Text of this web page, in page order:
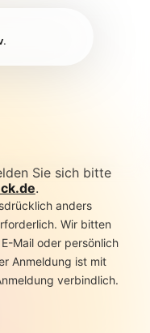
Sie sich bitte
.
anders
Wir bitten
Mail oder persönlich
Anmeldung ist mit
verbindlich.